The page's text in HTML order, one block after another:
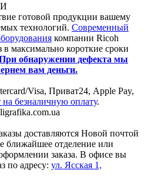
готовой продукции вашему
технологий. Современный
компании Ricoh
в максимально короткие сроки
обнаружении дефекта мы
вам деньги.
Visa, Приват24, Apple Pay,
безналичную оплату.
доставляются Новой почтой
ближайшее отделение или
заказа. В офисе вы
по адресу: ул. Ясcкая 1,